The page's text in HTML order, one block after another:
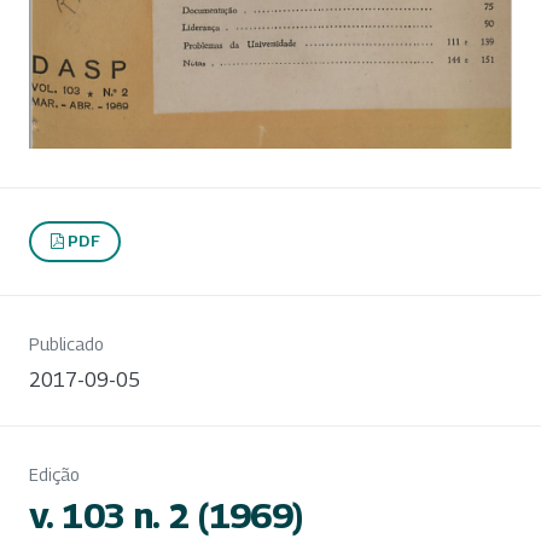
PDF
Publicado
2017-09-05
Edição
v. 103 n. 2 (1969)